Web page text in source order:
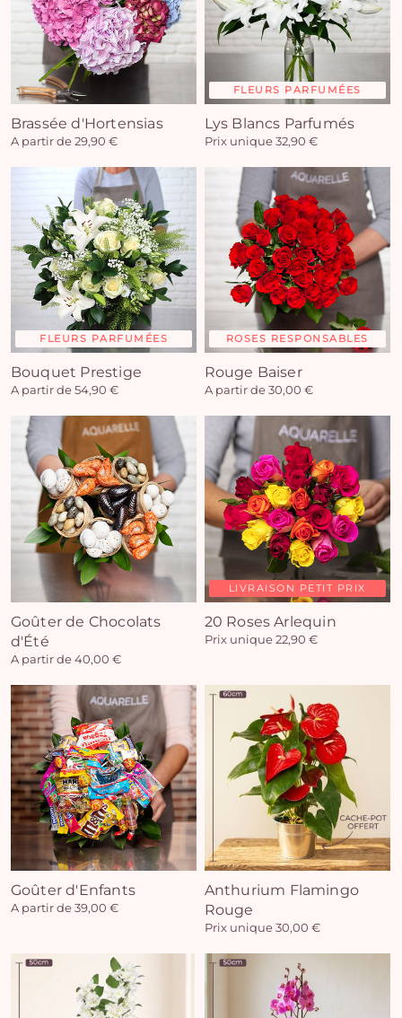
Brassée d'Hortensias
A partir de 29,90 €
FLEURS PARFUMÉES
Lys Blancs Parfumés
Prix unique 32,90 €
FLEURS PARFUMÉES
Bouquet Prestige
A partir de 54,90 €
ROSES RESPONSABLES
Rouge Baiser
A partir de 30,00 €
Goûter de Chocolats
d'Été
A partir de 40,00 €
LIVRAISON PETIT PRIX
20 Roses Arlequin
Prix unique 22,90 €
Goûter d'Enfants
A partir de 39,00 €
Anthurium Flamingo
Rouge
Prix unique 30,00 €